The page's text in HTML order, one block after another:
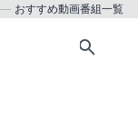
おすすめ動画番組一覧